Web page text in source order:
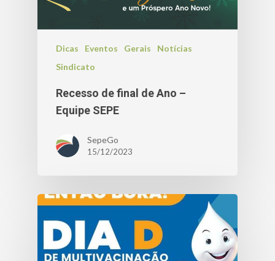
Dicas Eventos Gerais
Notícias
Sindicato
Recesso de final de Ano –
Equipe SEPE
SepeGo
15/12/2023